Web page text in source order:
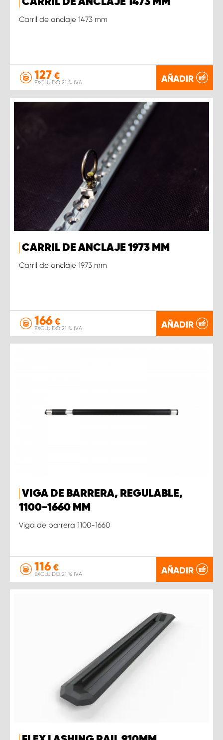
Carril de anclaje 1473 mm
127 €
EXCLUIDO 21 % IVA AÑADIR
CARRIL DE ANCLAJE 1973 MM
Carril de anclaje 1973 mm
166 €
EXCLUIDO 21 % IVA AÑADIR
VIGA DE BARRERA, REGULABLE,
1100-1660 MM
Viga de barrera 1100-1660
116 €
EXCLUIDO 21 % IVA AÑADIR